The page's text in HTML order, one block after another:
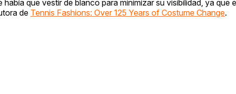
que vestir de blanco para minimizar su visibilidad, ya que
de Tennis Fashions: Over 125 Years of Costume Change.